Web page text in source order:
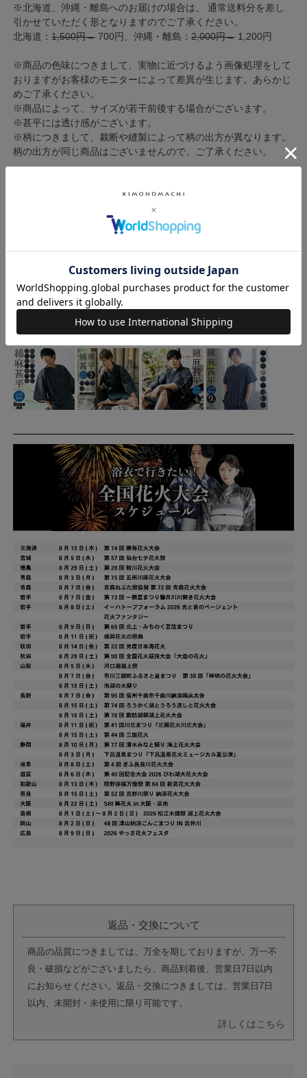
※北海道、沖縄・離島へのお届けの場合は、 通常送料分を差し
引かせていただく形となりますのでご了承ください。
北海道：1,500円→ 700円、沖縄・離島：2,000円→ 1,200円
※商品の色味につきまして、実物に近づけるよう画像処理をして
おりますがお客様のモニターによって差異が生じます。あらかじ
めご了承ください。
※商品によって、サイズが若干前後する場合がございます。
※甚平には透け感がございます。
※柄につきまして、裁断や縫製によって柄の出方が異なります。
柄の出方が同じ商品はございませんので、ご了承ください。
返品・交換について
商品の品質につきましては、万全を期しておりますが、万一不
良・破損などがございましたら、商品到着後、営業日7日以内
にお知らせください。返品・交換につきましては、営業日7日
以内、未開封・未使用に限り可能です。
詳しくはこちら